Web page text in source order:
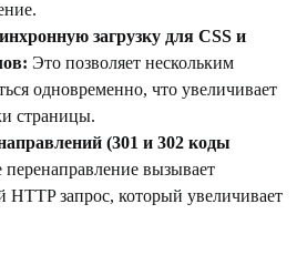
загрузку для CSS и
: Это позволяет нескольким
одновременно, что увеличивает
страницы.
(301 и 302 коды
вызывает
HTTP запрос, который увеличивает